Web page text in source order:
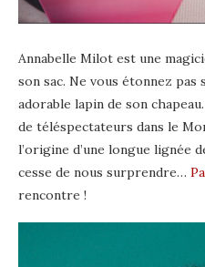
Annabelle Milot est une
son sac. Ne vous étonnez
adorable lapin de son
de téléspectateurs dans le
l’origine d’une longue lignée
cesse de nous surprendre…
rencontre !